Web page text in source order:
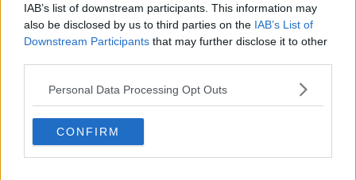
IAB’s list of downstream participants. This information may
also be disclosed by us to third parties on the IAB’s List of
Downstream Participants that may further disclose it to other
Personal Data Processing Opt Outs
CONFIRM
Fermati in A1: bagagliaio pieno di merce rubata
Abbatte colonnina del gpl col tir e se ne va
Card delle Poste usate per ripulire conti correnti
Maltempo: auto danneggiate e alberi caduti